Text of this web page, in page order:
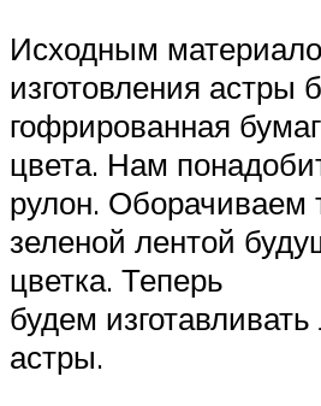
Исходным
изготовления астры
гофрированная
цвета. Нам
рулон. Оборачиваем
зеленой лентой
цветка. Теперь
будем изготавливать
астры.